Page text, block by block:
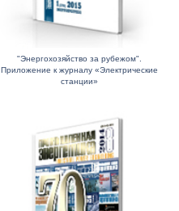
"Энергохозяйство за рубежом".
Приложение к журналу «Электрические
станции»